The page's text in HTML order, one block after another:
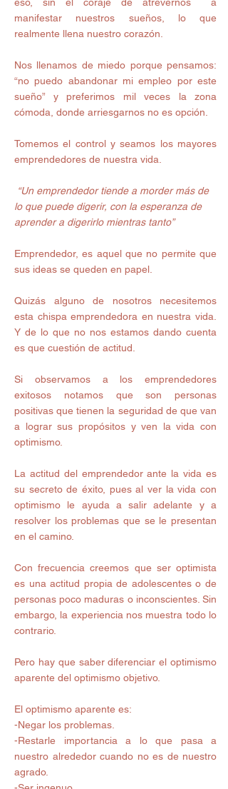
eso, sin el coraje de atrevernos  a
manifestar nuestros sueños, lo que
realmente llena nuestro corazón.
Nos llenamos de miedo porque pensamos:
“no puedo abandonar mi empleo por este
sueño” y preferimos mil veces la zona
cómoda, donde arriesgarnos no es opción.
Tomemos el control y seamos los mayores
emprendedores de nuestra vida.
“Un emprendedor tiende a morder más de
lo que puede digerir, con la esperanza de
aprender a digerirlo mientras tanto”
Emprendedor, es aquel que no permite que
sus ideas se queden en papel.
Quizás alguno de nosotros necesitemos
esta chispa emprendedora en nuestra vida.
Y de lo que no nos estamos dando cuenta
es que cuestión de actitud.
Si observamos a los emprendedores
exitosos notamos que son personas
positivas que tienen la seguridad de que van
a lograr sus propósitos y ven la vida con
optimismo.
La actitud del emprendedor ante la vida es
su secreto de éxito, pues al ver la vida con
optimismo le ayuda a salir adelante y a
resolver los problemas que se le presentan
en el camino.
Con frecuencia creemos que ser optimista
es una actitud propia de adolescentes o de
personas poco maduras o inconscientes. Sin
embargo, la experiencia nos muestra todo lo
contrario.
Pero hay que saber diferenciar el optimismo
aparente del optimismo objetivo.
El optimismo aparente es:
-Negar los problemas.
-Restarle importancia a lo que pasa a
nuestro alrededor cuando no es de nuestro
agrado.